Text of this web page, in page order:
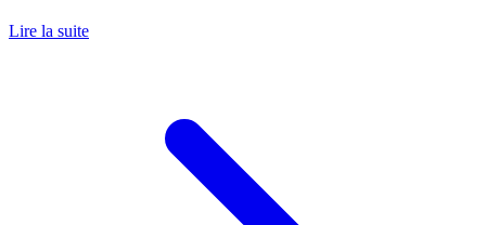
Lire la suite